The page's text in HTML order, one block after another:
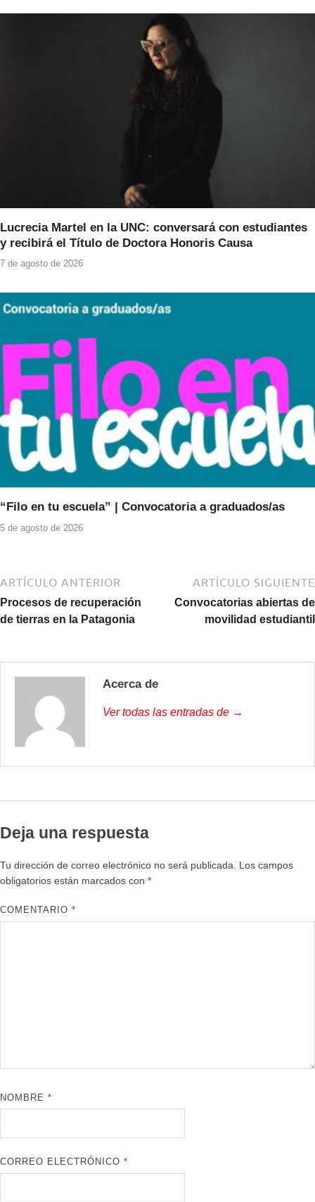
Lucrecia Martel en la UNC: conversará con estudiantes
y recibirá el Título de Doctora Honoris Causa
7 de agosto de 2026
“Filo en tu escuela” | Convocatoria a graduados/as
5 de agosto de 2026
ARTÍCULO ANTERIOR
Procesos de recuperación
de tierras en la Patagonia
ARTÍCULO SIGUIENTE
Convocatorias abiertas de
movilidad estudiantil
Acerca de
Ver todas las entradas de →
Deja una respuesta
Tu dirección de correo electrónico no será publicada. Los campos
obligatorios están marcados con *
COMENTARIO*
NOMBRE*
CORREO ELECTRÓNICO*